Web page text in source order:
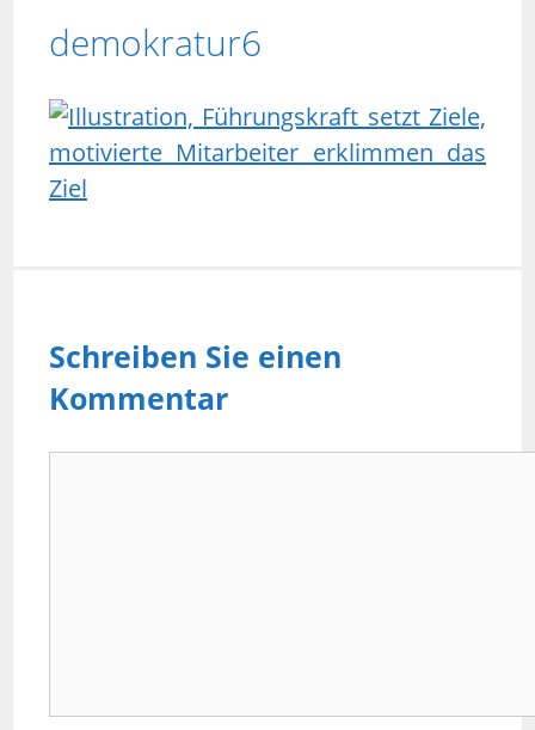
demokratur6
Schreiben Sie einen
Kommentar